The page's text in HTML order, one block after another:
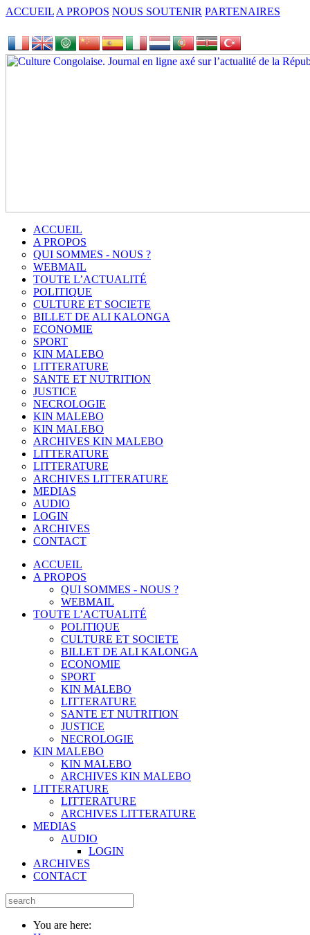
ACCUEIL A PROPOS NOUS SOUTENIR PARTENAIRES
ACCUEIL
A PROPOS
QUI SOMMES - NOUS ?
WEBMAIL
TOUTE L’ACTUALITÉ
POLITIQUE
CULTURE ET SOCIETE
BILLET DE ALI KALONGA
ECONOMIE
SPORT
KIN MALEBO
LITTERATURE
SANTE ET NUTRITION
JUSTICE
NECROLOGIE
KIN MALEBO
KIN MALEBO
ARCHIVES KIN MALEBO
LITTERATURE
LITTERATURE
ARCHIVES LITTERATURE
MEDIAS
AUDIO
LOGIN
ARCHIVES
CONTACT
ACCUEIL
A PROPOS
QUI SOMMES - NOUS ?
WEBMAIL
TOUTE L’ACTUALITÉ
POLITIQUE
CULTURE ET SOCIETE
BILLET DE ALI KALONGA
ECONOMIE
SPORT
KIN MALEBO
LITTERATURE
SANTE ET NUTRITION
JUSTICE
NECROLOGIE
KIN MALEBO
KIN MALEBO
ARCHIVES KIN MALEBO
LITTERATURE
LITTERATURE
ARCHIVES LITTERATURE
MEDIAS
AUDIO
LOGIN
ARCHIVES
CONTACT
You are here: